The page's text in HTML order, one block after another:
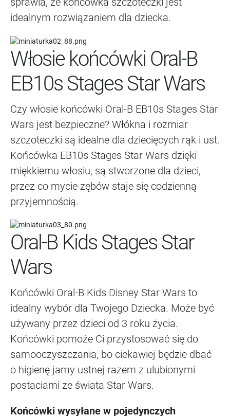
idealnym rozwiązaniem dla dziecka.
Włosie końcówki Oral-B
EB10s Stages Star Wars
Czy włosie końcówki Oral-B EB10s Stages Star
Wars jest bezpieczne? Włókna i rozmiar
szczoteczki są idealne dla dziecięcych rąk i ust.
Końcówka EB10s Stages Star Wars dzięki
miękkiemu włosiu, są stworzone dla dzieci,
przez co mycie zębów staje się codzienną
przyjemnością.
Oral-B Kids Stages Star
Wars
Końcówki Oral-B Kids Disney Star Wars to
idealny wybór dla Twojego Dziecka. Może być
używany przez dzieci od 3 roku życia.
Końcówki pomoże Ci przystosować się do
samooczyszczania, bo ciekawiej będzie dbać
o higienę jamy ustnej razem z ulubionymi
postaciami ze świata Star Wars.
Końcówki wysyłane w pojedynczych